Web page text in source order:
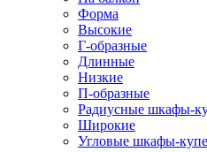
Форма
Высокие
Г-образные
Длинные
Низкие
П-образные
Радиусные шкафы-
Широкие
Угловые шкафы-купе